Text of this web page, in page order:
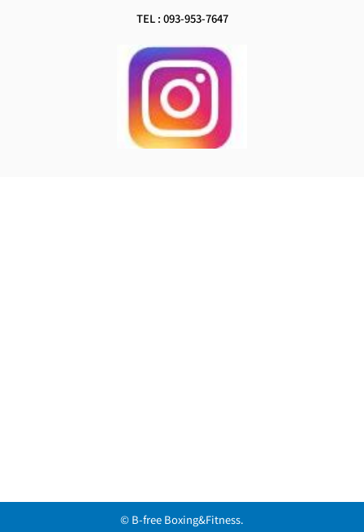
TEL : 093-953-7647
© B-free Boxing&Fitness.